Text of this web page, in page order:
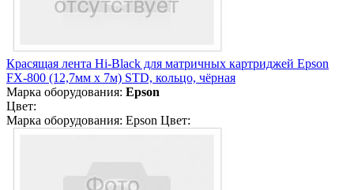
Красящая лента Hi-Black для матричных картриджей Epson
FX-800 (12,7мм x 7м) STD, кольцо, чёрная
Марка оборудования: Epson
Цвет:
Марка оборудования: Epson Цвет: